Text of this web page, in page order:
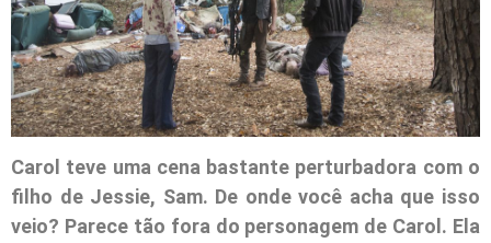
Carol teve uma cena bastante perturbadora com o
filho de Jessie, Sam. De onde você acha que isso
veio? Parece tão fora do personagem de Carol. Ela